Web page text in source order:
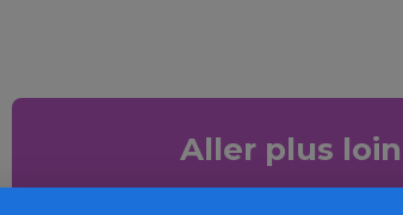
Aller plus loin